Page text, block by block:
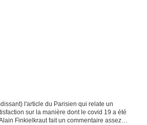
l'article du Parisien qui relate un
sur la manière dont le covid 19 a été
Finkielkraut fait un commentaire assez